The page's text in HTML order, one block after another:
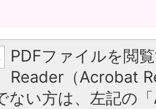
PDFファイルを閲
Reader（Acrobat
ない方は、左記の